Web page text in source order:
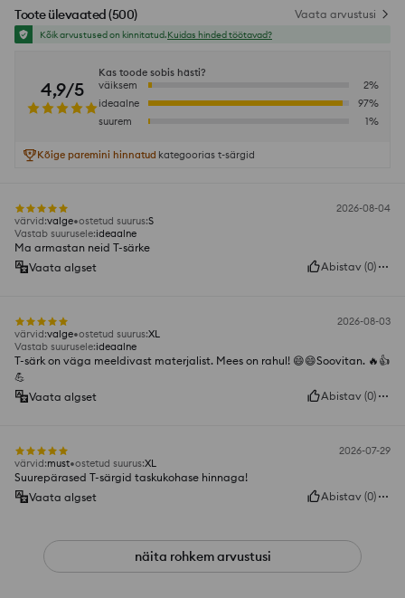
Toote ülevaated (500) Vaata arvustusi
Kõik arvustused on kinnitatud.Kuidas hinded töötavad?
4,9/5
Kas toode sobis hästi?
väiksem
2%
ideaalne
97%
suurem
1%
Kõige paremini hinnatud kategoorias t-särgid
2026-08-04
värvid:valge ostetud suurus:S
Vastab suurusele:ideaalne
Ma armastan neid T-särke
Vaata algset
Abistav (0)
2026-08-03
värvid:valge ostetud suurus:XL
Vastab suurusele:ideaalne
T-särk on väga meeldivast materjalist. Mees on rahul! 😄😄Soovitan. 🔥👍️
💪
Vaata algset
Abistav (0)
2026-07-29
värvid:must ostetud suurus:XL
Suurepärased T-särgid taskukohase hinnaga!
Vaata algset
Abistav (0)
näita rohkem arvustusi